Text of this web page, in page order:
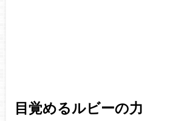
目覚めるルビーの力